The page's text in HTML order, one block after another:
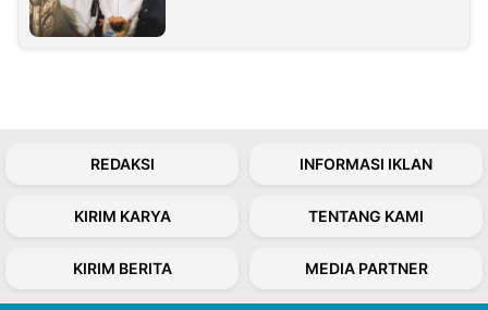
REDAKSI INFORMASI IKLAN
KIRIM KARYA TENTANG KAMI
KIRIM BERITA MEDIA PARTNER